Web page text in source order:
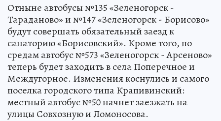
Отныне автобусы №135 «Зеленогорск -
Тараданово» и №147 «Зеленогорск - Борисово»
будут совершать обязательный заезд к
санаторию «Борисовский». Кроме того, по
средам автобус №573 «Зеленогорск - Арсеново»
теперь будет заходить в села Поперечное и
Междугорное. Изменения коснулись и самого
поселка городского типа Крапивинский:
местный автобус №50 начнет заезжать на
улицы Совхозную и Ломоносова.